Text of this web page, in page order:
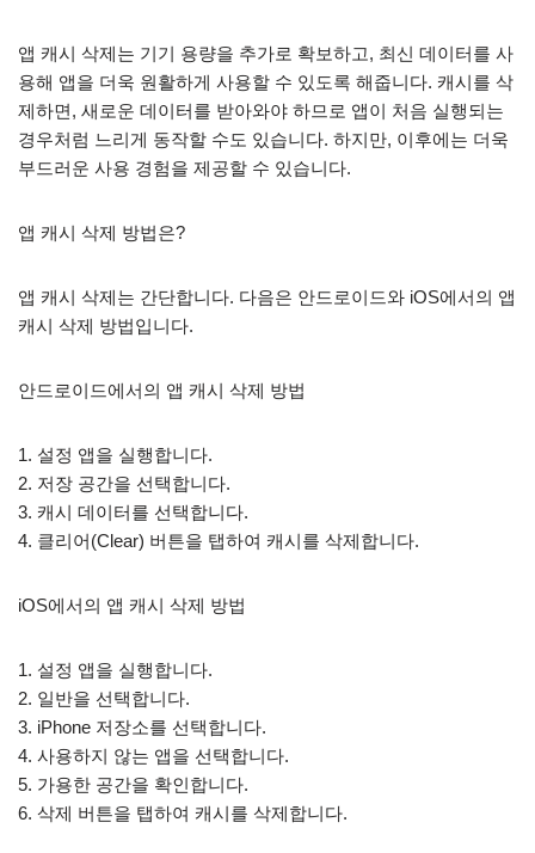
앱 캐시 삭제는 기기 용량을 추가로 확보하고, 최신 데이터를 사
용해 앱을 더욱 원활하게 사용할 수 있도록 해줍니다. 캐시를 삭
제하면, 새로운 데이터를 받아와야 하므로 앱이 처음 실행되는
경우처럼 느리게 동작할 수도 있습니다. 하지만, 이후에는 더욱
부드러운 사용 경험을 제공할 수 있습니다.
앱 캐시 삭제 방법은?
앱 캐시 삭제는 간단합니다. 다음은 안드로이드와 iOS에서의 앱
캐시 삭제 방법입니다.
안드로이드에서의 앱 캐시 삭제 방법
1. 설정 앱을 실행합니다.
2. 저장 공간을 선택합니다.
3. 캐시 데이터를 선택합니다.
4. 클리어(Clear) 버튼을 탭하여 캐시를 삭제합니다.
iOS에서의 앱 캐시 삭제 방법
1. 설정 앱을 실행합니다.
2. 일반을 선택합니다.
3. iPhone 저장소를 선택합니다.
4. 사용하지 않는 앱을 선택합니다.
5. 가용한 공간을 확인합니다.
6. 삭제 버튼을 탭하여 캐시를 삭제합니다.